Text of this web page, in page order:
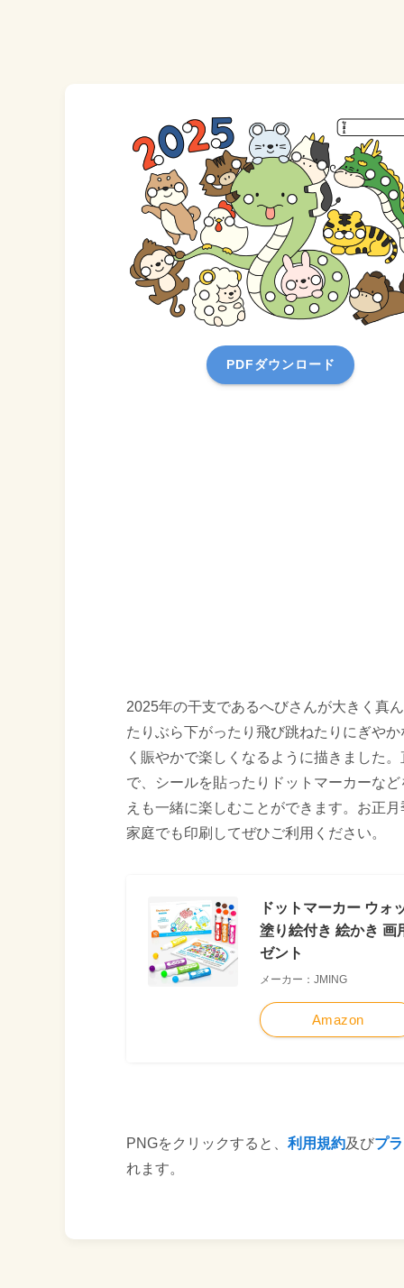
PDFダウンロード
2025年の干支であるへびさんが大きく真
たりぶら下がったり飛び跳ねたりにぎや
く賑やかで楽しくなるように描きました
で、シールを貼ったりドットマーカーな
えも一緒に楽しむことができます。お正
家庭でも印刷してぜひご利用ください。
ドットマーカー ウォ
塗り絵付き 絵かき 画
ゼント
メーカー：JMING
Amazon
PNGをクリックすると、 利用規約及びプ
れます。